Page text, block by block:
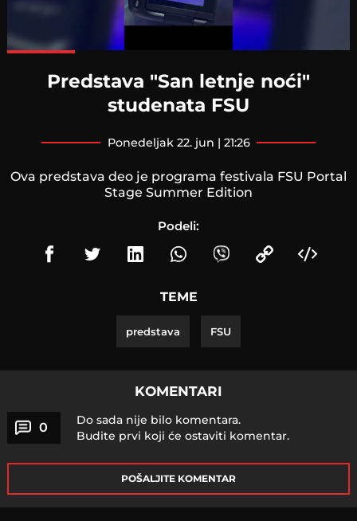
Predstava "San letnje noći"
studenata FSU
ponedeljak 22. jun | 21:26
Ova predstava deo je programa festivala FSU Portal
Stage Summer Edition
Podeli:
TEME
predstava FSU
KOMENTARI
0
Do sada nije bilo komentara.
Budite prvi koji će ostaviti komentar.
POŠALJITE KOMENTAR